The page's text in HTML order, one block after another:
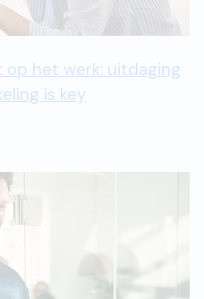
het werk: uitdaging
is key